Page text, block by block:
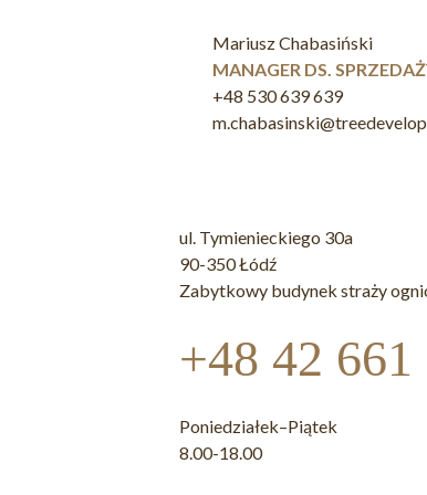
Mariusz Chabasiński
MANAGER DS.
+48 530 639 639
ul. Tymienieckiego 30a
90-350 Łódź
Zabytkowy budynek straży
+48 42 661
Poniedziałek–Piątek
8.00-18.00